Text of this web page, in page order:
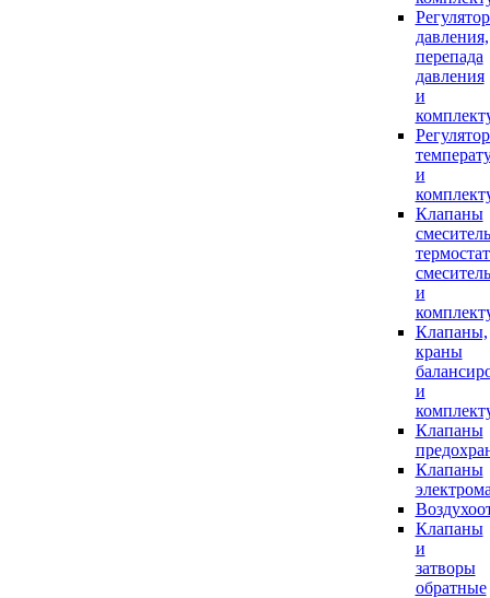
давления,
перепада
давления
и
и
Клапаны
и
Клапаны,
краны
и
Клапаны
Клапаны
Клапаны
и
затворы
обратные